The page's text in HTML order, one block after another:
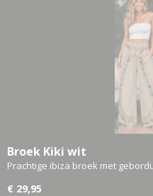
Broek Kiki wit
Prachtige ibiza broek met
€ 29,95